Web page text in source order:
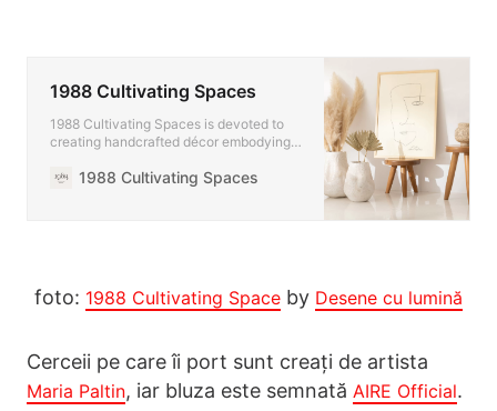
1988 Cultivating Spaces
1988 Cultivating Spaces is devoted to
creating handcrafted décor embodying
1988 Cultivating Spaces
foto: 1988 Cultivating Space by Desene cu lumină
Cerceii pe care îi port sunt creați de artista
Maria Paltin, iar bluza este semnată AIRE Official.